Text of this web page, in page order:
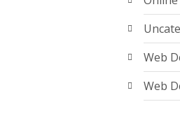
Web
Web